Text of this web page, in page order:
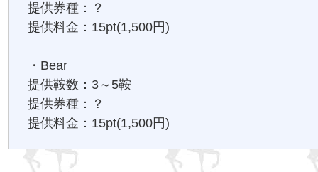
提供券種：？
提供料金：15pt(1,500円)
・Bear
提供鞍数：3～5鞍
提供券種：？
提供料金：15pt(1,500円)